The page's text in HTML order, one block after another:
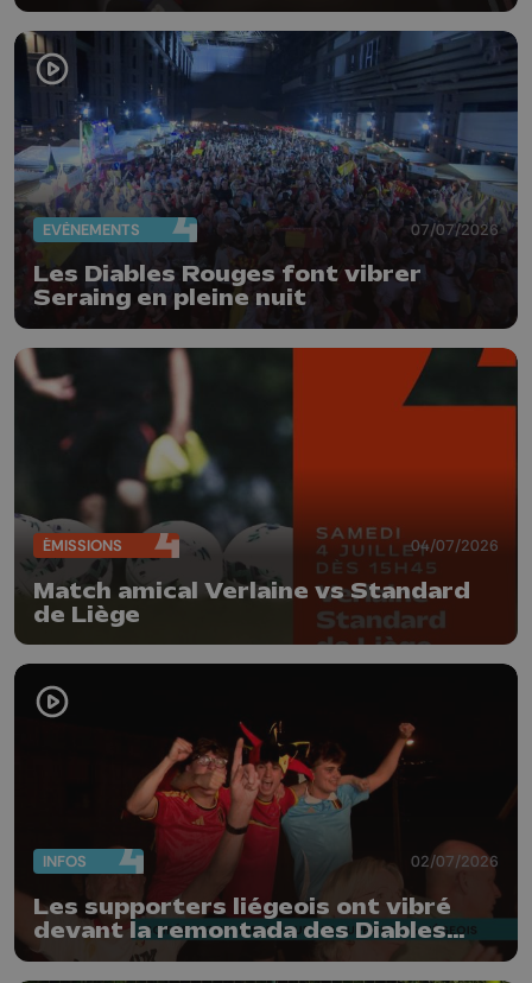
EVÈNEMENTS 07/07/2026
Les Diables Rouges font vibrer
Seraing en pleine nuit
ÉMISSIONS 04/07/2026
Match amical Verlaine vs Standard
de Liège
INFOS 02/07/2026
Les supporters liégeois ont vibré
devant la remontada des Diables
Rouges